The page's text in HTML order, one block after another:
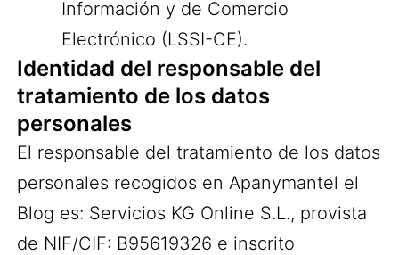
Información y de Comercio
Electrónico (LSSI-CE).
Identidad del responsable del
tratamiento de los datos
personales
El responsable del tratamiento de los datos
personales recogidos en Apanymantel el
Blog es: Servicios KG Online S.L., provista
de NIF/CIF: B95619326 e inscrito